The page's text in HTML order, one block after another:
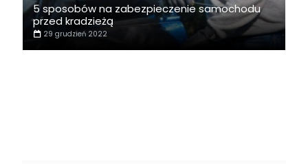
5 sposobów na zabezpieczenie samochodu
przed kradzieżą
29 grudzień 2022